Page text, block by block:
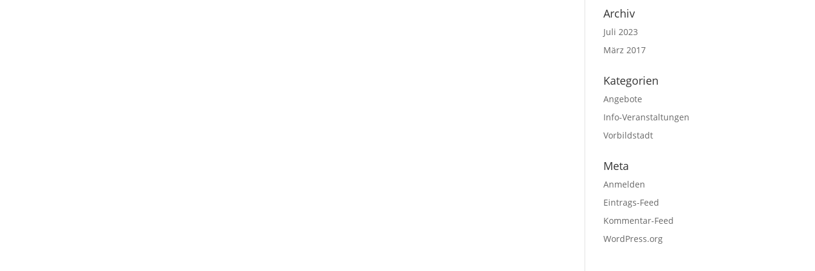
Archiv
Juli 2023
März 2017
Kategorien
Angebote
Info-Veranstaltungen
Vorbildstadt
Meta
Anmelden
Eintrags-Feed
Kommentar-Feed
WordPress.org